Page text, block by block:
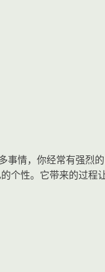
情，你经常有强烈
个性。它带来的过程